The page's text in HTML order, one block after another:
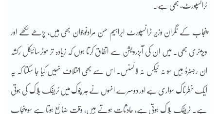
ٹرانسپورٹ، بھی ہے۔
پنجاب کے نگران وزیر ٹرانسپورٹ ابراہیم حسن مرادنوجوان بھی ہیں، پڑھے لکھے اور
ویژنری بھی۔ میں ان کی آبزرویشن سے اتفاق کرتا ہوں کہ زیادہ تر موٹرسائیکل رکشہ
ان رجسٹرڈ ہیں سو نہ ٹیکس نہ لائسنس۔ اس سے بھی اختلاف نہیں کیا جا سکتا کہ یہ
ایک خطرناک سواری ہے اور دوسرے انہوں نے ہر چوک میں ٹریفک بلاک کی ہوتی
ہے۔ ٹریفک بلاک ہوتی ہے، حادثات ہوتے ہیں، وقت ضائع ہوتا ہے سو پنجاب